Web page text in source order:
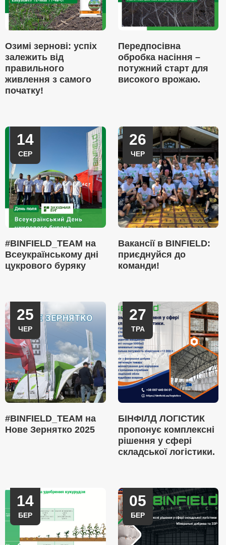
Озимі зернові: успіх
залежить від
правильного
живлення з самого
початку!
Передпосівна
обробка насіння –
потужний старт для
високого врожаю.
14
СЕР
#BINFIELD_TEAM на
Всеукраїнському дні
цукрового буряку
26
ЧЕР
Вакансії в BINFIELD:
приєднуйся до
команди!
25
ЧЕР
#BINFIELD_TEAM на
Нове Зернятко 2025
27
ТРА
БІНФІЛД ЛОГІСТИК
пропонує комплексні
рішення у сфері
складської логістики.
14
БЕР
05
БЕР